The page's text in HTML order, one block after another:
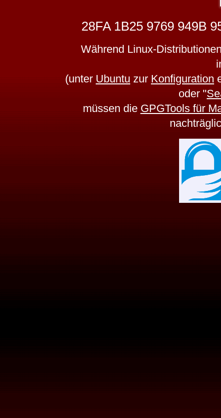
28FA 1B25 9769 949B
Während Linux-
(unter Ubuntu zur Konfiguration
oder
müssen die GPGTools für